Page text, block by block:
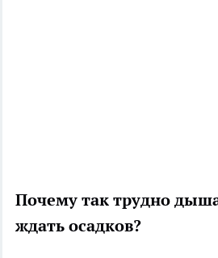
Почему так трудно
ждать осадков?